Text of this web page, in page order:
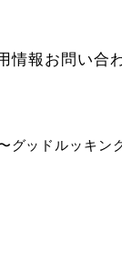
情報 お問い合
グッドルッキン